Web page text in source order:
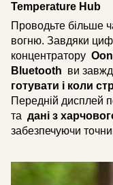
Temperature Hub
Проводьте більше
вогню. Завдяки
концентратору
Bluetooth ви
готувати і коли
Передній дисплей
та дані з
забезпечуючи